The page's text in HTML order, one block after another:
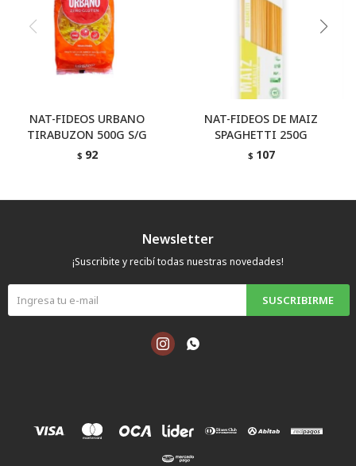
NAT-FIDEOS URBANO
TIRABUZON 500G S/G
$ 92
NAT-FIDEOS DE MAIZ
SPAGHETTI 250G
$ 107
Newsletter
¡Suscribite y recibí todas nuestras novedades!
SUSCRIBIRME
 